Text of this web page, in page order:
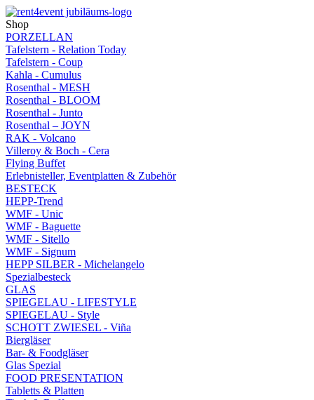
Shop
PORZELLAN
Tafelstern - Relation Today
Tafelstern - Coup
Kahla - Cumulus
Rosenthal - MESH
Rosenthal - BLOOM
Rosenthal - Junto
Rosenthal – JOYN
RAK - Volcano
Villeroy & Boch - Cera
Flying Buffet
Erlebnisteller, Eventplatten & Zubehör
BESTECK
HEPP-Trend
WMF - Unic
WMF - Baguette
WMF - Sitello
WMF - Signum
HEPP SILBER - Michelangelo
Spezialbesteck
GLAS
SPIEGELAU - LIFESTYLE
SPIEGELAU - Style
SCHOTT ZWIESEL - Viña
Biergläser
Bar- & Foodgläser
Glas Spezial
FOOD PRESENTATION
Tabletts & Platten